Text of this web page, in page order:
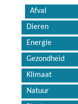
Afval
Dieren
Energie
Gezondheid
Klimaat
Natuur